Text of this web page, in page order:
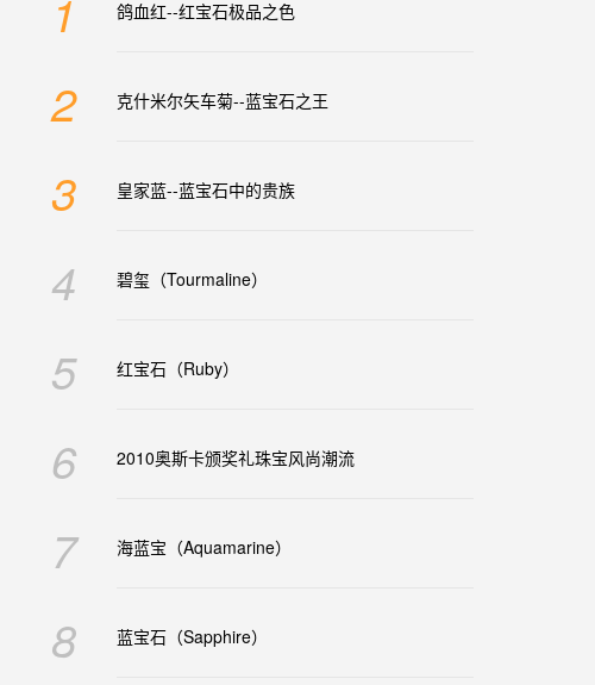
1 鸽血红--红宝石极品之色
2 克什米尔矢车菊--蓝宝石之王
3 皇家蓝--蓝宝石中的贵族
4 碧玺（Tourmaline）
5 红宝石（Ruby）
6 2010奥斯卡颁奖礼珠宝风尚潮流
7 海蓝宝（Aquamarine）
8 蓝宝石（Sapphire）